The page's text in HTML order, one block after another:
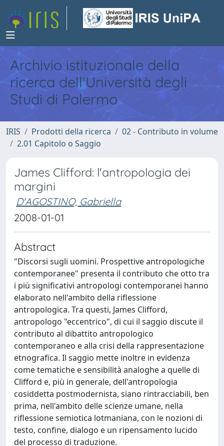
Archivio istituzionale della
ricerca dell'Università degli
Studi di Palermo
IRIS Prodotti della ricerca
02 - Contributo in volume
2.01 Capitolo o Saggio
James Clifford: l'antropologia dei
margini
D'AGOSTINO, Gabriella
2008-01-01
Abstract
"Discorsi sugli uomini. Prospettive antropologiche
contemporanee" presenta il contributo che otto tra
i più significativi antropologi contemporanei hanno
elaborato nell'ambito della riflessione
antropologica. Tra questi, James Clifford,
antropologo "eccentrico", di cui il saggio discute il
contributo al dibattito antropologico
contemporaneo e alla crisi della rappresentazione
etnografica. Il saggio mette inoltre in evidenza
come tematiche e sensibilità analoghe a quelle di
Clifford e, più in generale, dell'antropologia
cosiddetta postmodernista, siano rintracciabili, ben
prima, nell'ambito delle scienze umane, nella
riflessione semiotica lotmaniana, con le nozioni di
testo, confine, dialogo e un ripensamento lucido
del processo di traduzione.